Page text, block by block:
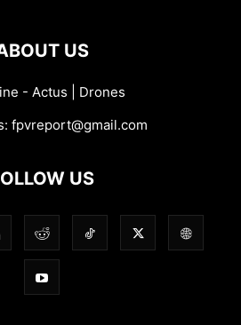
US
- Actus | Drones
fpvreport@gmail.com
US